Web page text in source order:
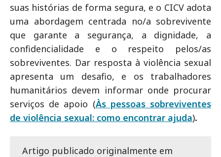
suas histórias de forma segura, e o CICV adota
uma abordagem centrada no/a sobrevivente
que garante a segurança, a dignidade, a
confidencialidade e o respeito pelos/as
sobreviventes. Dar resposta à violência sexual
apresenta um desafio, e os trabalhadores
humanitários devem informar onde procurar
serviços de apoio (Às pessoas sobreviventes
de violência sexual: como encontrar ajuda).
Artigo publicado originalmente em